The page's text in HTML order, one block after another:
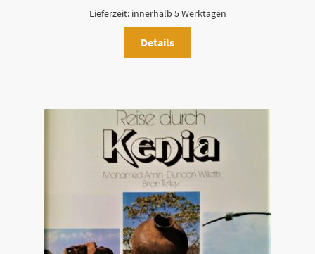
Lieferzeit: innerhalb 5 Werktagen
Details